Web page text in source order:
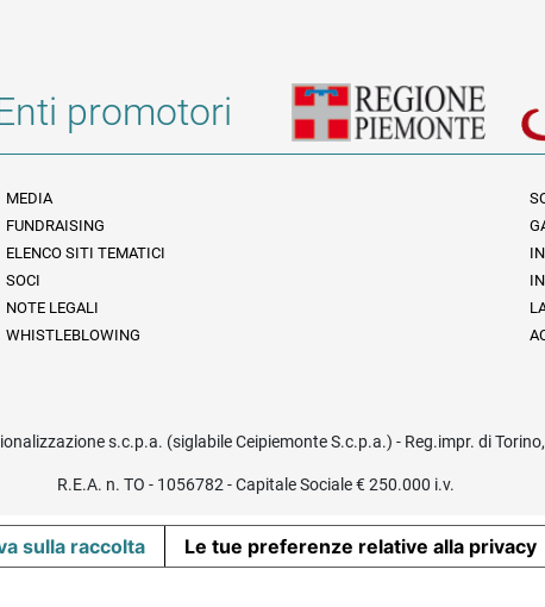
promotori
Informazioni legali e trasparenza
MEDIA
FUNDRAISING
ELENCO SITI TEMATICI
SOCI
NOTE LEGALI
WHISTLEBLOWING
s.c.p.a. (siglabile Ceipiemonte S.c.p.a.) - Reg.impr. di
R.E.A. n. TO - 1056782 - Capitale Sociale € 250.000 i.v.
sulla raccolta Le tue preferenze relative alla privacy